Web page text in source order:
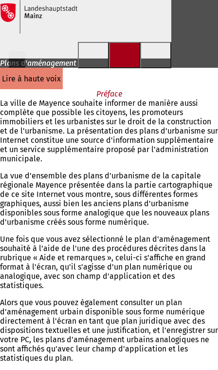
Accéder au contenu
Plans d'aménagement
lire à haute voix
Préface
La ville de Mayence souhaite informer de manière aussi
complète que possible les citoyens, les promoteurs
immobiliers et les urbanistes sur le droit de la construction
et de l'urbanisme. La présentation des plans d'urbanisme sur
Internet constitue une source d'information supplémentaire
et un service supplémentaire proposé par l'administration
municipale.
La vue d'ensemble des plans d'urbanisme de la capitale
régionale Mayence présentée dans la partie cartographique
de ce site Internet vous montre, sous différentes formes
graphiques, aussi bien les anciens plans d'urbanisme
disponibles sous forme analogique que les nouveaux plans
d'urbanisme créés sous forme numérique.
Une fois que vous avez sélectionné le plan d'aménagement
souhaité à l'aide de l'une des procédures décrites dans la
rubrique « Aide et remarques », celui-ci s'affiche en grand
format à l'écran, qu'il s'agisse d'un plan numérique ou
analogique, avec son champ d'application et des
statistiques.
Alors que vous pouvez également consulter un plan
d'aménagement urbain disponible sous forme numérique
directement à l'écran en tant que plan juridique avec des
dispositions textuelles et une justification, et l'enregistrer sur
votre PC, les plans d'aménagement urbains analogiques ne
sont affichés qu'avec leur champ d'application et les
statistiques du plan.